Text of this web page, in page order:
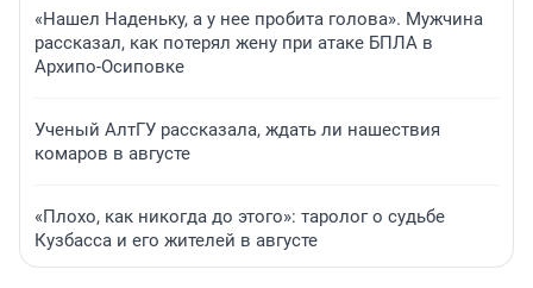
«Нашел Наденьку, а у нее пробита голова». Мужчина
рассказал, как потерял жену при атаке БПЛА в
Архипо-Осиповке
Ученый АлтГУ рассказала, ждать ли нашествия
комаров в августе
«Плохо, как никогда до этого»: таролог о судьбе
Кузбасса и его жителей в августе